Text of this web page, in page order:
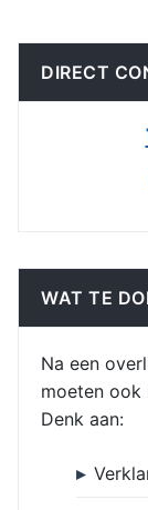
DIRECT
WAT TE
Na een
moeten ook
Denk aan: